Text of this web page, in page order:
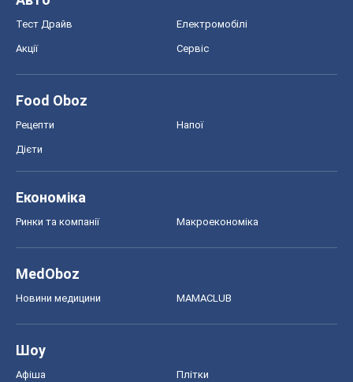
Тест Драйв Електромобілі
Акції Сервіс
Food Oboz
Рецепти Напої
Дієти
Економіка
Ринки та компанії Макроекономіка
MedOboz
Новини медицини MAMACLUB
Шоу
Афіша Плітки